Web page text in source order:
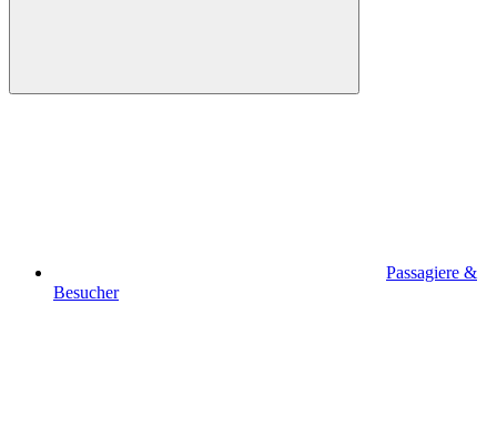
Passagiere &
Besucher